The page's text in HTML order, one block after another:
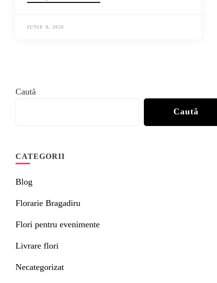
IUNIE 8, 2026
Caută
Caută
CATEGORII
Blog
Florarie Bragadiru
Flori pentru evenimente
Livrare flori
Necategorizat